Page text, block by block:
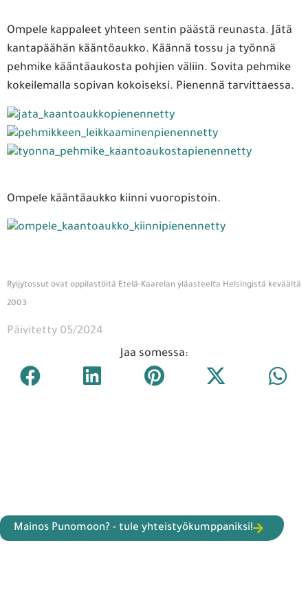
Ompele kappaleet yhteen sentin päästä reunasta. Jätä
kantapäähän kääntöaukko. Käännä tossu ja työnnä
pehmike kääntäaukosta pohjien väliin. Sovita pehmike
kokeilemalla sopivan kokoiseksi. Pienennä tarvittaessa.
Ompele kääntäaukko kiinni vuoropistoin.
Ryijytossut ovat oppilastöitä Etelä-Kaarelan yläasteelta Helsingistä keväältä
2003
Päivitetty 05/2024
Jaa somessa:
Mainos Punomoon? - tule yhteistyökumppaniksi!